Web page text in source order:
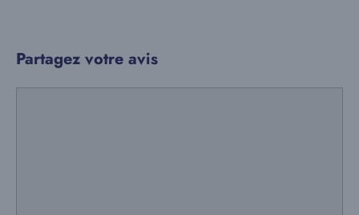
Partagez votre avis